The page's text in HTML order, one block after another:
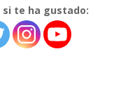
si te ha gustado: